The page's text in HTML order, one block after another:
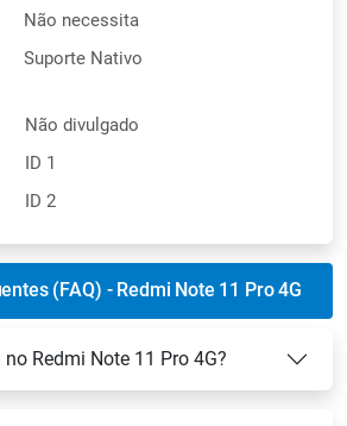
Não necessita
Suporte Nativo
Não divulgado
ID 1
ID 2
(FAQ) - Redmi Note 11 Pro 4G
Redmi Note 11 Pro 4G?